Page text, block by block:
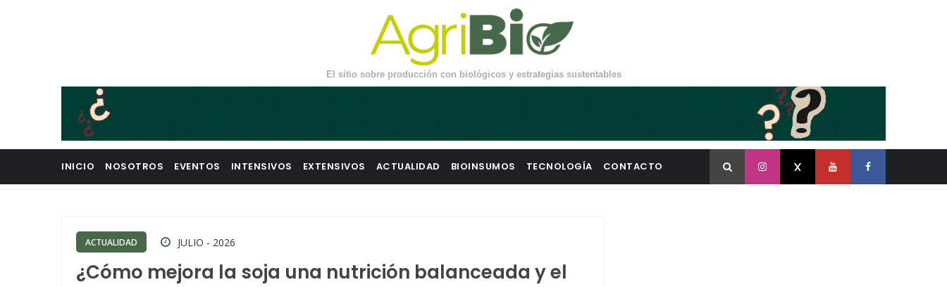
El sitio sobre producción con biológicos y estrategias sustentables
INICIO NOSOTROS EVENTOS INTENSIVOS EXTENSIVOS ACTUALIDAD BIOINSUMOS TECNOLOGÍA CONTACTO
ACTUALIDAD JULIO - 2026
¿Cómo mejora la soja una nutrición balanceada y el